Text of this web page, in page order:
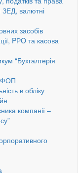
ЗЕД, валютні
засобів
PРO та касова
“Бухгалтерія
ФОП
в обліку
компанії –